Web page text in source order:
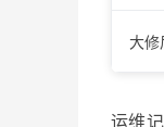
大修
运维